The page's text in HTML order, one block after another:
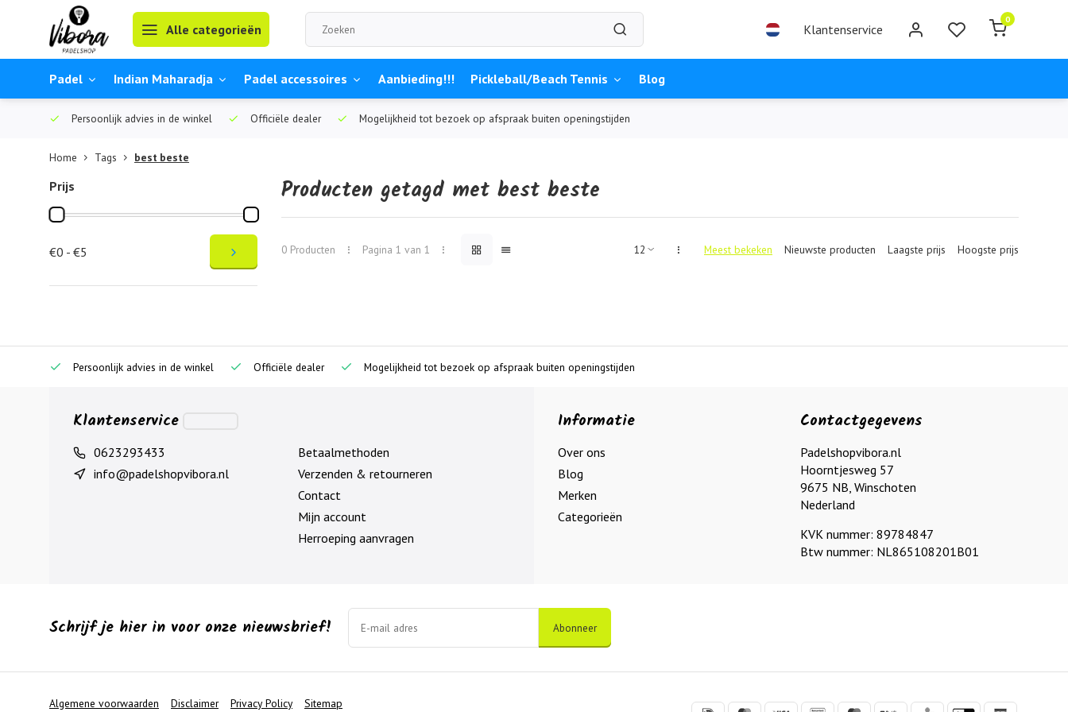
Alle categorieën Klantenservice
0
Padel Indian Maharadja Padel accessoires Aanbieding!!! Pickleball/Beach Tennis Blog
Persoonlijk advies in de winkel Officiële dealer Mogelijkheid tot bezoek op afspraak buiten openingstijden
Home Tags best beste
Prijs
€0 - €5
Producten getagd met best beste
0 Producten Pagina 1 van 1 Meest bekeken Nieuwste producten Laagste prijs Hoogste prijs
Persoonlijk advies in de winkel Officiële dealer Mogelijkheid tot bezoek op afspraak buiten openingstijden
Klantenservice
0623293433
info@padelshopvibora.nl
Betaalmethoden
Verzenden & retourneren
Contact
Mijn account
Herroeping aanvragen
Informatie
Over ons
Blog
Merken
Categorieën
Contactgegevens
Padelshopvibora.nl
Hoorntjesweg 57
9675 NB, Winschoten
Nederland
KVK nummer: 89784847
Btw nummer: NL865108201B01
Schrijf je hier in voor onze nieuwsbrief! Abonneer
Algemene voorwaarden Disclaimer Privacy Policy Sitemap